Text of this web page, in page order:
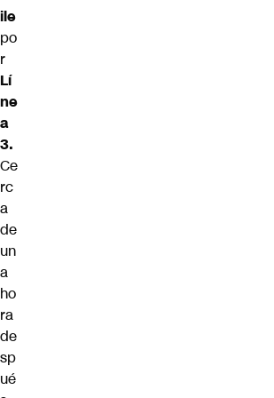
ile
po
r
Lí
ne
a
3.
Ce
rc
a
de
un
a
ho
ra
de
sp
ué